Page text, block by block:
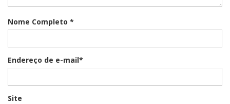
Nome Completo *
Endereço de e-mail*
Site